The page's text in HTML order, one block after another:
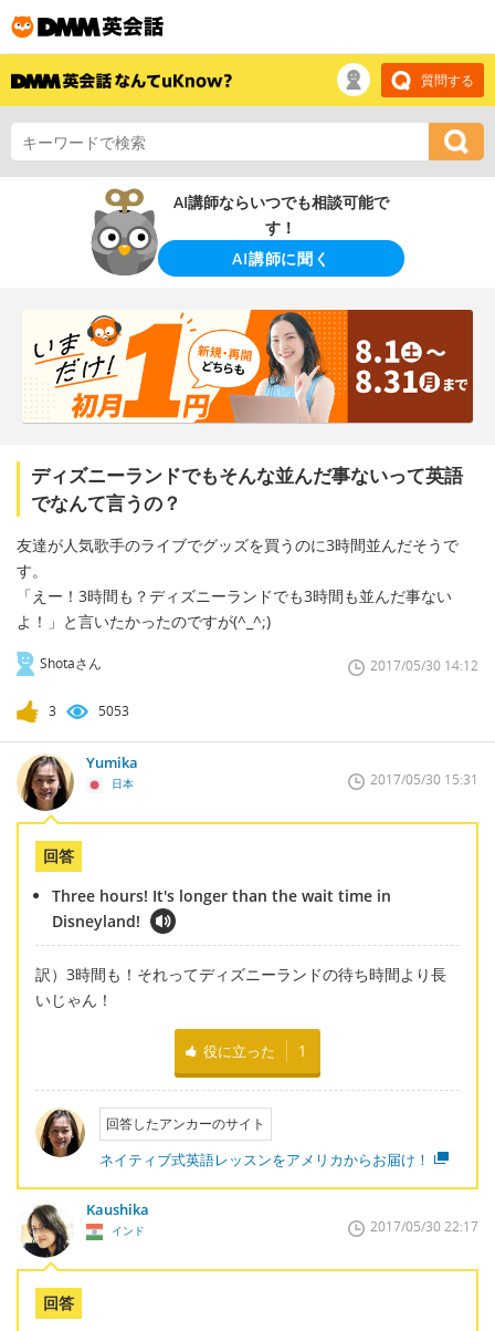
質問する
AI講師ならいつでも相談可能で
す！
AI講師に聞く
ディズニーランドでもそんな並んだ事ないって英語
でなんて言うの？
友達が人気歌手のライブでグッズを買うのに3時間並んだそうで
す。
「えー！3時間も？ディズニーランドでも3時間も並んだ事ない
よ！」と言いたかったのですが(^_^;)
Shotaさん 2017/05/30 14:12
3 5053
Yumika
日本 2017/05/30 15:31
回答
Three hours! It's longer than the wait time in
Disneyland!
訳）3時間も！それってディズニーランドの待ち時間より長
いじゃん！
役に立った 1
回答したアンカーのサイト
ネイティブ式英語レッスンをアメリカからお届け！
Kaushika
インド 2017/05/30 22:17
回答